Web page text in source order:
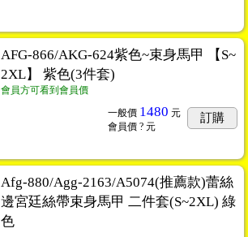
AFG-866/AKG-624紫色~束身馬甲 【S~
2XL】 紫色(3件套)
會員方可看到會員價
一般價 1480 元
會員價 ? 元
訂購
Afg-880/Agg-2163/A5074(推薦款)蕾絲
邊宮廷絲帶束身馬甲 二件套(S~2XL) 綠
色